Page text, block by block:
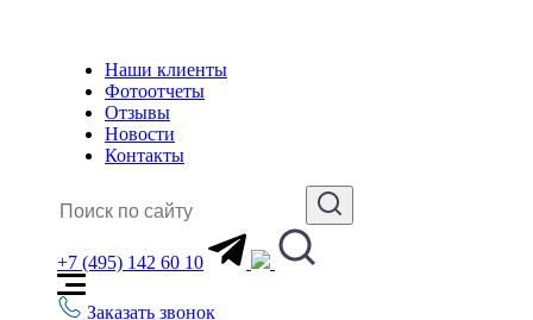
Наши клиенты
Фотоотчеты
Отзывы
Новости
Контакты
+7 (495) 142 60 10
Заказать звонок